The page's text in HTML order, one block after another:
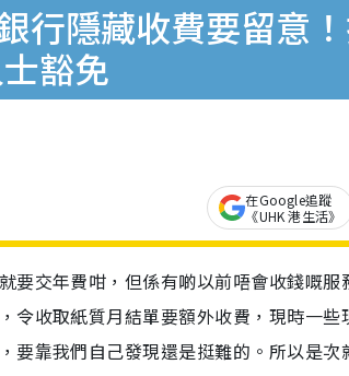
行隱藏收費要留意
豁免
在Google追蹤
《UHK 港生活》
要交年費咁，但係有啲以前唔會收錢嘅服
令收取紙質月結單要額外收費，現時一些
要靠我們自己發現還是挺難的。所以是次